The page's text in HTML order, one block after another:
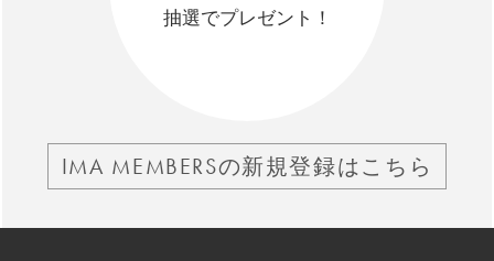
抽選でプレゼント！
IMA MEMBERSの新規登録はこちら